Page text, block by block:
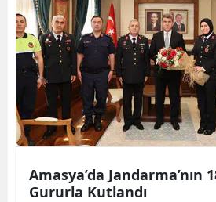
Amasya’da Jandarma’nın
Gururla Kutlandı